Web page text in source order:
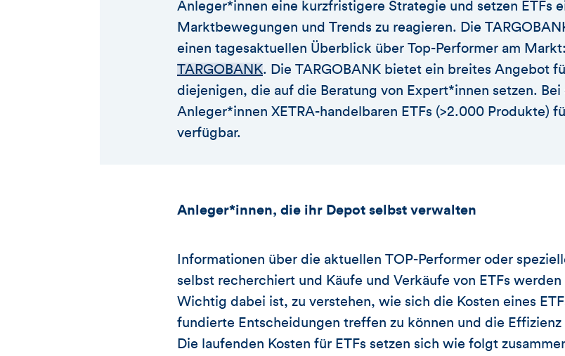
Anleger*innen eine kurzfristigere Strategie und setzen ETFs
Marktbewegungen und Trends zu reagieren. Die
einen tagesaktuellen Überblick über Top-Performer am Markt:
TARGOBANK. Die TARGOBANK bietet ein breites Angebot
diejenigen, die auf die Beratung von Expert*innen setzen. Bei
Anleger*innen XETRA-handelbaren ETFs (>2.000 Produkte)
verfügbar.
Anleger*innen, die ihr Depot selbst verwalten
Informationen über die aktuellen TOP-Performer oder
selbst recherchiert und Käufe und Verkäufe von ETFs
Wichtig dabei ist, zu verstehen, wie sich die Kosten eines
fundierte Entscheidungen treffen zu können und die
Die laufenden Kosten für ETFs setzen sich wie folgt